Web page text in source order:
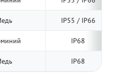
IP55 / IP66
IP68
IP68